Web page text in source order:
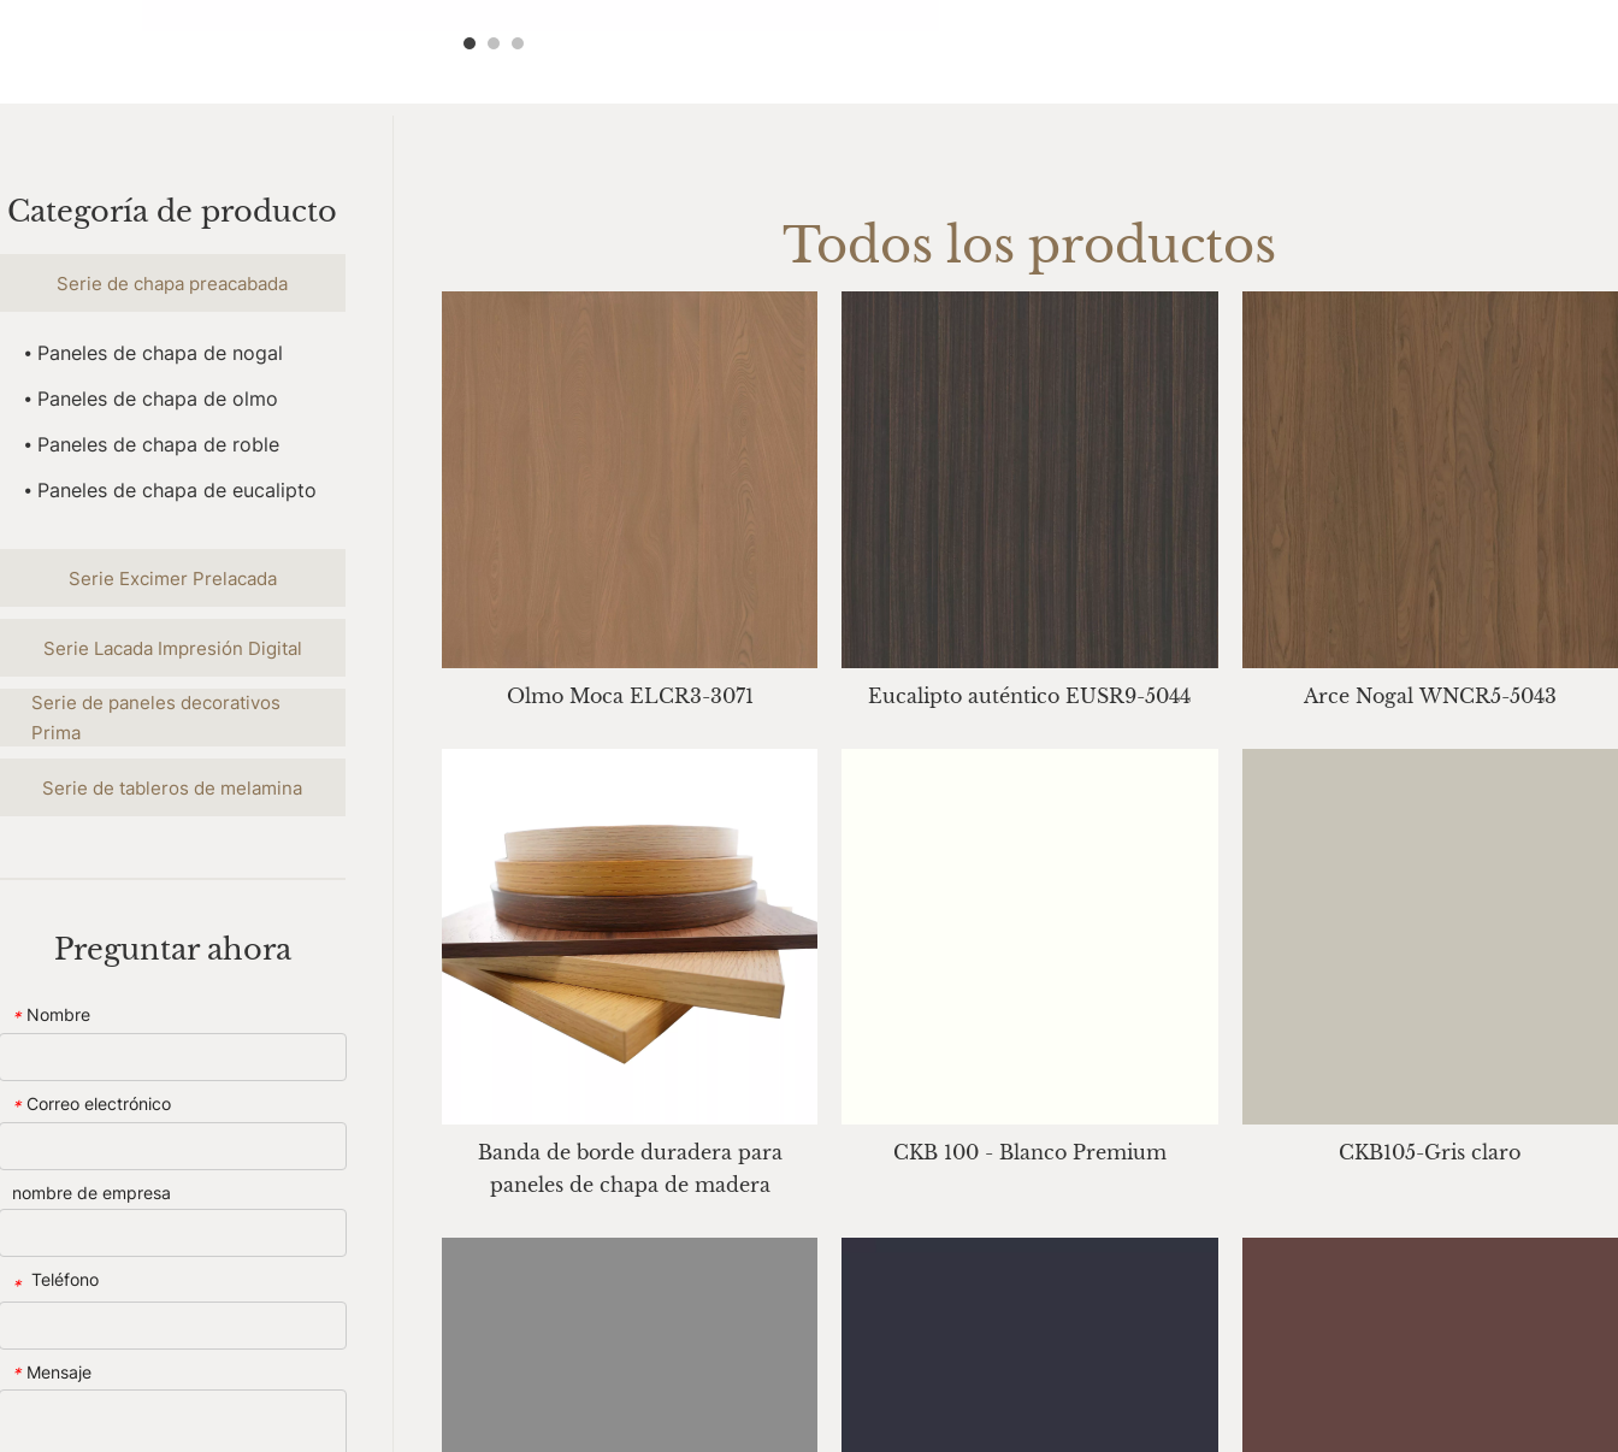
Categoría de producto
Serie de chapa preacabada
⦁ Paneles de chapa de nogal
⦁ Paneles de chapa de olmo
⦁ Paneles de chapa de roble
⦁ Paneles de chapa de eucalipto
Serie Excimer Prelacada
Serie Lacada Impresión Digital
Serie de paneles decorativos
Prima
Serie de tableros de melamina
Preguntar ahora
* Nombre
* Correo electrónico
nombre de empresa
* Teléfono
* Mensaje
Todos los productos
Olmo Moca ELCR3-3071 Eucalipto auténtico EUSR9-5044 Arce Nogal WNCR5-5043
Banda de borde duradera para
paneles de chapa de madera
CKB 100 - Blanco Premium CKB105-Gris claro